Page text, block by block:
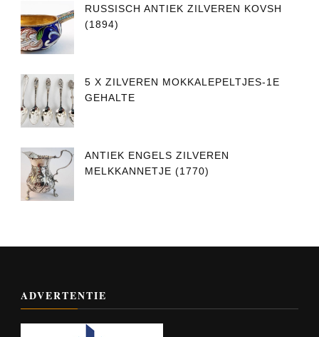
RUSSISCH ANTIEK ZILVEREN KOVSH
(1894)
5 X ZILVEREN MOKKALEPELTJES-1E
GEHALTE
ANTIEK ENGELS ZILVEREN
MELKKANNETJE (1770)
ADVERTENTIE